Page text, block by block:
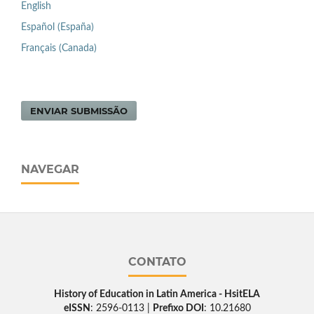
English
Español (España)
Français (Canada)
ENVIAR SUBMISSÃO
NAVEGAR
CONTATO
History of Education in Latin America - HsitELA
eISSN : 2596-0113 | Prefixo DOI : 10.21680